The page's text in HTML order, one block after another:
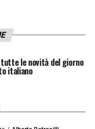
le novità del giorno
italiano